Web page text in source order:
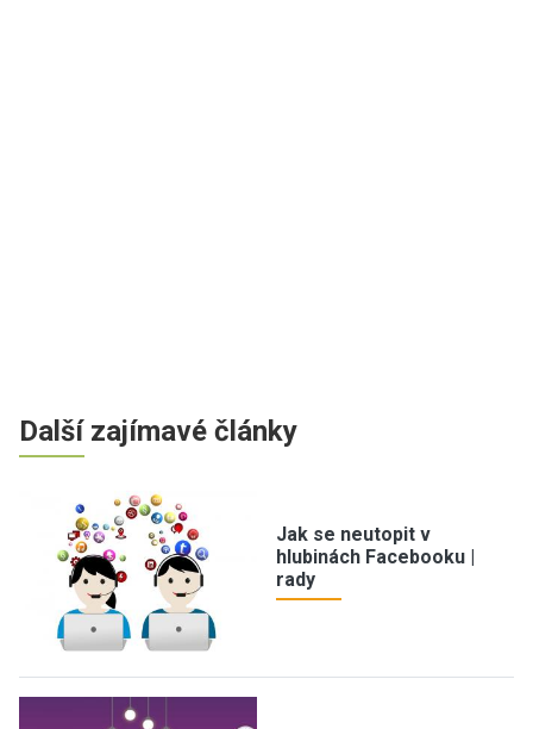
Další zajímavé články
Jak se neutopit v
hlubinách Facebooku |
rady